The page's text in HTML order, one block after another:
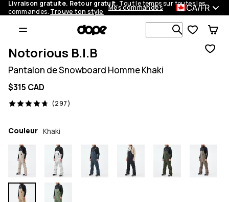
Livraison gratuite. Retour gratuit. Tout le temps sur toutes les
commandes. Trouve ton style Mes commandes CA/FR
Recherche
Notorious B.I.B
Pantalon de Snowboard Homme Khaki
$315 CAD
(297)
297 avis, 4.7/5
Couleur Khaki